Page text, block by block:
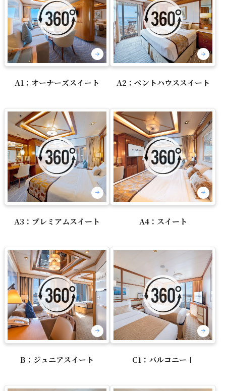
A1：オーナーズスイート A2：ペントハウススイート
A3：プレミアムスイート A4：スイート
B：ジュニアスイート C1：バルコニーⅠ